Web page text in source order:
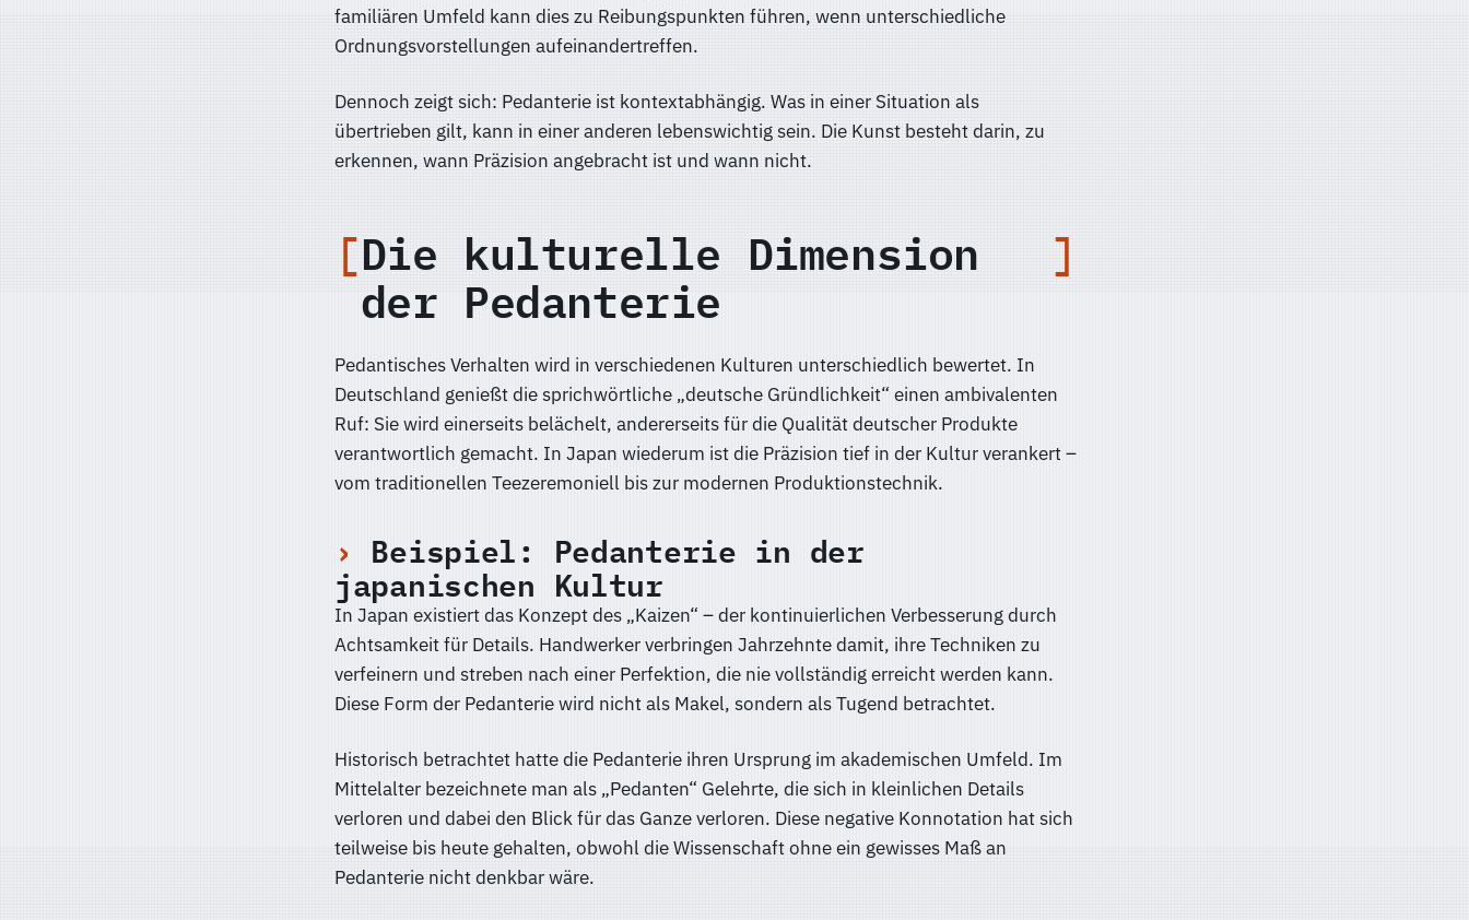
familiären Umfeld kann dies zu Reibungspunkten führen, wenn unterschiedliche
Ordnungsvorstellungen aufeinandertreffen.
Dennoch zeigt sich: Pedanterie ist kontextabhängig. Was in einer Situation als
übertrieben gilt, kann in einer anderen lebenswichtig sein. Die Kunst besteht darin, zu
erkennen, wann Präzision angebracht ist und wann nicht.
Die kulturelle Dimension
der Pedanterie
Pedantisches Verhalten wird in verschiedenen Kulturen unterschiedlich bewertet. In
Deutschland genießt die sprichwörtliche „deutsche Gründlichkeit“ einen ambivalenten
Ruf: Sie wird einerseits belächelt, andererseits für die Qualität deutscher Produkte
verantwortlich gemacht. In Japan wiederum ist die Präzision tief in der Kultur verankert –
vom traditionellen Teezeremoniell bis zur modernen Produktionstechnik.
Beispiel: Pedanterie in der
japanischen Kultur
In Japan existiert das Konzept des „Kaizen“ – der kontinuierlichen Verbesserung durch
Achtsamkeit für Details. Handwerker verbringen Jahrzehnte damit, ihre Techniken zu
verfeinern und streben nach einer Perfektion, die nie vollständig erreicht werden kann.
Diese Form der Pedanterie wird nicht als Makel, sondern als Tugend betrachtet.
Historisch betrachtet hatte die Pedanterie ihren Ursprung im akademischen Umfeld. Im
Mittelalter bezeichnete man als „Pedanten“ Gelehrte, die sich in kleinlichen Details
verloren und dabei den Blick für das Ganze verloren. Diese negative Konnotation hat sich
teilweise bis heute gehalten, obwohl die Wissenschaft ohne ein gewisses Maß an
Pedanterie nicht denkbar wäre.